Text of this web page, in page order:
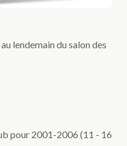
lendemain du salon des
pour 2001-2006 (11 - 16